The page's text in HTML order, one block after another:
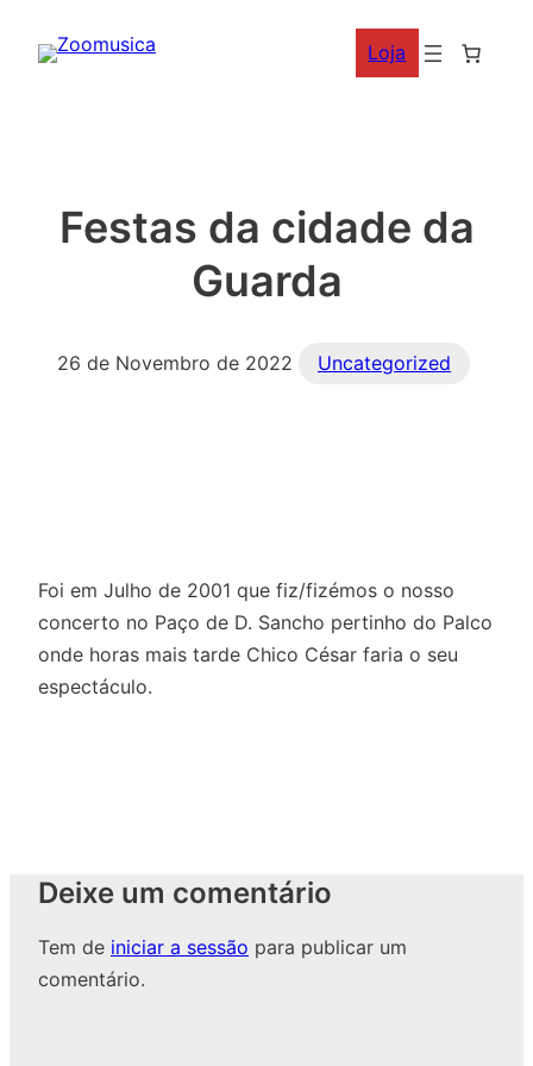
para
Loja
Festas da cidade da
Guarda
26 de Novembro de 2022 Uncategorized
Foi em Julho de 2001 que fiz/fizémos o nosso
concerto no Paço de D. Sancho pertinho do Palco
onde horas mais tarde Chico César faria o seu
espectáculo.
Deixe um comentário
Tem de iniciar a sessão para publicar um
comentário.